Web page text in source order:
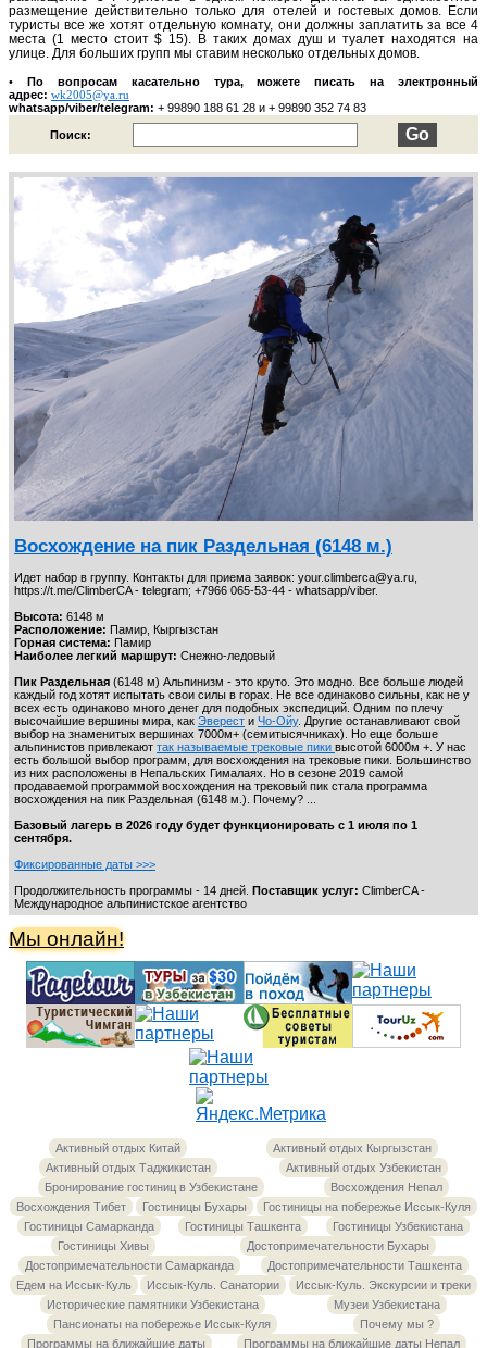
размещение действительно только для отелей и гостевых домов. Если
туристы все же хотят отдельную комнату, они должны заплатить за все 4
места (1 место стоит $ 15). В таких домах душ и туалет находятся на
улице. Для больших групп мы ставим несколько отдельных домов.
• По вопросам касательно тура, можете писать на электронный
адрес: wk2005@ya.ru
whatsapp/viber/telegram: + 99890 188 61 28 и + 99890 352 74 83
Поиск:
Восхождение на пик Раздельная (6148 м.)
Идет набор в группу. Контакты для приема заявок: your.climberca@ya.ru,
https://t.me/ClimberCA - telegram; +7966 065-53-44 - whatsapp/viber.
Высота: 6148 м
Расположение: Памир, Кыргызстан
Горная система: Памир
Наиболее легкий маршрут: Снежно-ледовый
Пик Раздельная (6148 м) Альпинизм - это круто. Это модно. Все больше людей
каждый год хотят испытать свои силы в горах. Не все одинаково сильны, как не у
всех есть одинаково много денег для подобных экспедиций. Одним по плечу
высочайшие вершины мира, как Эверест и Чо-Ойу. Другие останавливают свой
выбор на знаменитых вершинах 7000м+ (семитысячниках). Но еще больше
альпинистов привлекают так называемые трековые пики высотой 6000м +. У нас
есть большой выбор программ, для восхождения на трековые пики. Большинство
из них расположены в Непальских Гималаях. Но в сезоне 2019 самой
продаваемой программой восхождения на трековый пик стала программа
восхождения на пик Раздельная (6148 м.). Почему? ...
Базовый лагерь в 2026 году будет функционировать с 1 июля по 1
сентября.
Фиксированные даты >>>
Продолжительность программы - 14 дней. Поставщик услуг: ClimberCA -
Международное альпинистское агентство
Мы онлайн!
Активный отдых Китай
Активный отдых Кыргызстан
Активный отдых Таджикистан
Активный отдых Узбекистан
Бронирование гостиниц в Узбекистане
Восхождения Непал
Восхождения Тибет
Гостиницы Бухары
Гостиницы на побережье Иссык-Куля
Гостиницы Самарканда
Гостиницы Ташкента
Гостиницы Узбекистана
Гостиницы Хивы
Достопримечательности Бухары
Достопримечательности Самарканда
Достопримечательности Ташкента
Едем на Иссык-Куль
Иссык-Куль. Санатории
Иссык-Куль. Экскурсии и треки
Исторические памятники Узбекистана
Музеи Узбекистана
Пансионаты на побережье Иссык-Куля
Почему мы ?
Программы на ближайшие даты
Программы на ближайшие даты Непал